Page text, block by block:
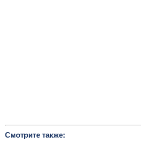
Смотрите также: